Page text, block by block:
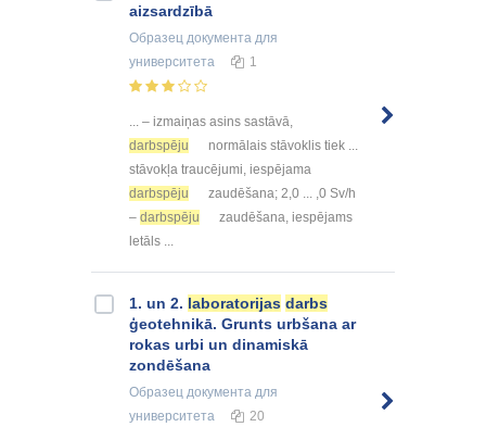
aizsardzībā
Образец документа для
университета
1
... – izmaiņas asins sastāvā,
darbspēju
normālais stāvoklis tiek ...
stāvokļa traucējumi, iespējama
darbspēju
zaudēšana; 2,0 ... ,0 Sv/h
– darbspēju
zaudēšana, iespējams
letāls ...
1. un 2. laboratorijas darbs
ģeotehnikā. Grunts urbšana ar
rokas urbi un dinamiskā
zondēšana
Образец документа для
университета
20